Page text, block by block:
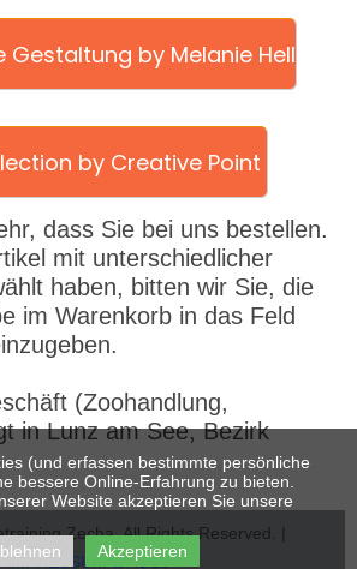
Gestaltung by Melanie Hell
by Creative Point
dass Sie bei uns bestellen.
mit unterschiedlicher
haben, bitten wir Sie, die
im Warenkorb in das Feld
(Zoohandlung,
in Lunz am See, Bezirk
Zecha. All Rights Reserved. |
IMPRESSUM & AGBs
(und erfassen bestimmte persönliche
bessere Online-Erfahrung zu bieten.
Website akzeptieren Sie unsere
Akzeptieren